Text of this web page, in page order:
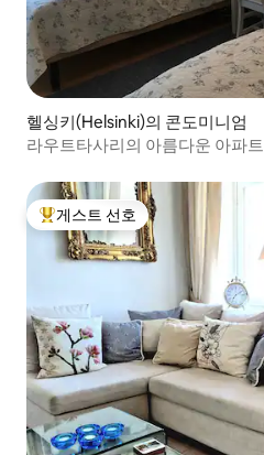
헬싱키(Helsinki)의 콘도미니엄
라우트타사리의 아름다운 아파트
상위 게스트 선호
게스트 선호